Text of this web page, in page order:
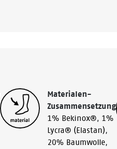
Materialen-
Zusammensetzung
1% Bekinox®, 1%
Lycra® (Elastan),
20% Baumwolle,